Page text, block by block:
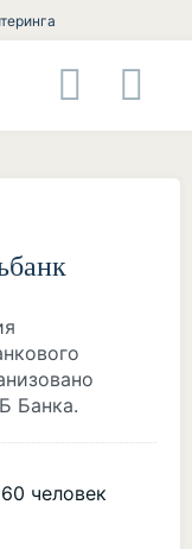
Банка.
60 человек